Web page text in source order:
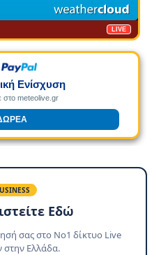
LIVE
Ενίσχυση
στο meteolive.gr
Εδώ
σας στο No1 δίκτυο Live
στην Ελλάδα.